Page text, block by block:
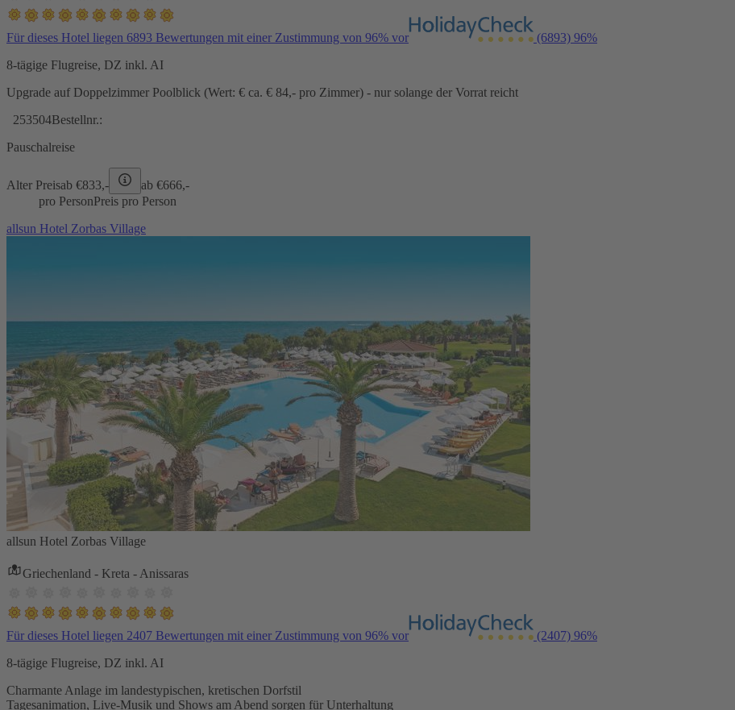
Für dieses Hotel liegen 6893 Bewertungen mit einer Zustimmung von 96% vor (6893) 96%
8-tägige Flugreise, DZ inkl. AI
Upgrade auf Doppelzimmer Poolblick (Wert: € ca. € 84,- pro Zimmer) - nur solange der Vorrat reicht
253504Bestellnr.:
Pauschalreise
Alter Preisab €833,- ab €666,-
pro PersonPreis pro Person
allsun Hotel Zorbas Village
allsun Hotel Zorbas Village
Griechenland - Kreta - Anissaras
Für dieses Hotel liegen 2407 Bewertungen mit einer Zustimmung von 96% vor (2407) 96%
8-tägige Flugreise, DZ inkl. AI
Charmante Anlage im landestypischen, kretischen Dorfstil
Tagesanimation, Live-Musik und Shows am Abend sorgen für Unterhaltung